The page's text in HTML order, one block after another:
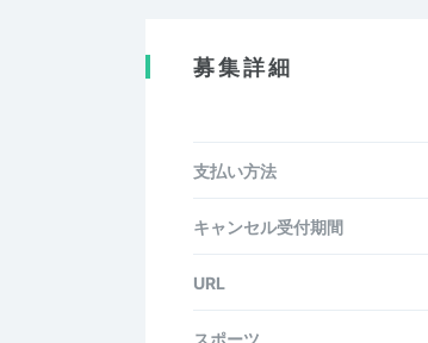
募集詳細
支払い方法
キャンセル受付期間
URL
スポーツ